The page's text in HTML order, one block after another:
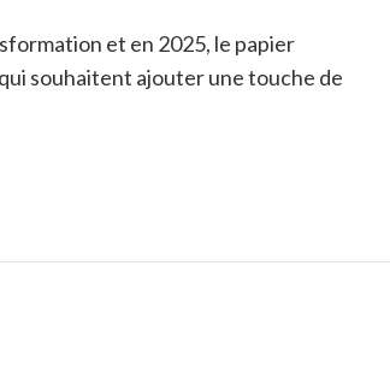
et en 2025, le papier
souhaitent ajouter une touche de